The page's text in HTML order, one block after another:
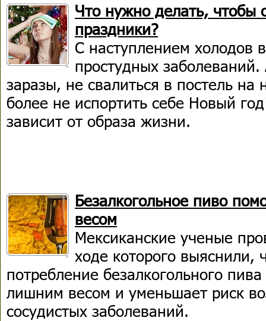
Что нужно делать, чтобы
праздники?
С наступлением холодов
простудных
заразы, не свалиться в постель
более не испортить себе Новый
зависит от образа жизни.
Безалкогольное пиво
весом
Мексиканские ученые
ходе которого выяснили,
потребление безалкогольного
лишним весом и уменьшает риск
сосудистых заболеваний.